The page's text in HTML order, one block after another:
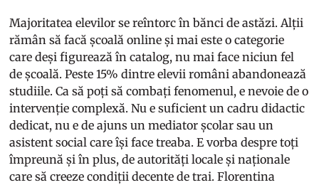
Majoritatea elevilor se reîntorc în bănci de astăzi. Alții
rămân să facă școală online și mai este o categorie
care deși figurează în catalog, nu mai face niciun fel
de școală. Peste 15% dintre elevii români abandonează
studiile. Ca să poți să combați fenomenul, e nevoie de o
intervenție complexă. Nu e suficient un cadru didactic
dedicat, nu e de ajuns un mediator școlar sau un
asistent social care își face treaba. E vorba despre toți
împreună și în plus, de autorități locale și naționale
care să creeze condiții decente de trai. Florentina